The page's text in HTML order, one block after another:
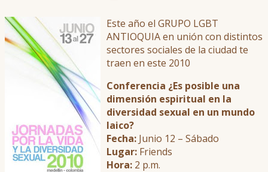
Este año el GRUPO LGBT
ANTIOQUIA en unión con distintos
sectores sociales de la ciudad te
traen en este 2010
Conferencia ¿Es posible una
dimensión espiritual en la
diversidad sexual en un mundo
laico?
Fecha: Junio 12 – Sábado
Lugar: Friends
Hora: 2 p.m.